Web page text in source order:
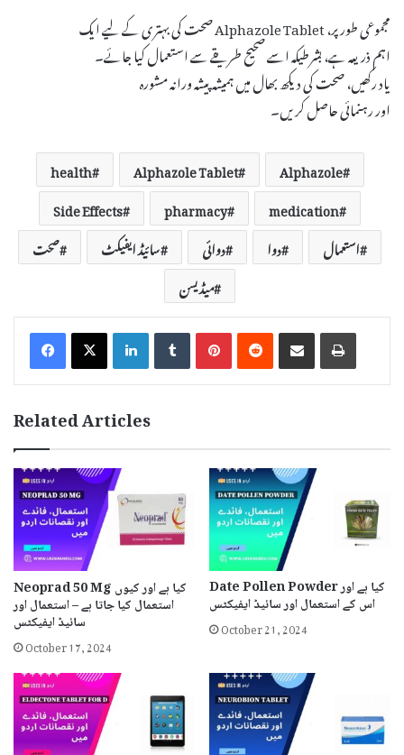
مجموعی طور پر، Alphazole Tablet صحت کی بہتری کے لیے ایک
اہم ذریعہ ہے، بشرطیکہ اسے صحیح طریقے سے استعمال کیا جائے۔
یاد رکھیں، صحت کی دیکھ بھال میں ہمیشہ پیشہ ورانہ مشورہ
اور رہنمائی حاصل کریں۔
Alphazole
Alphazole Tablet
health
medication
pharmacy
Side Effects
استعمال
دوا دوائی سائیڈ ایفیکٹ
صحت
میڈیسن
LinkedInTumblrPinterestReddit Share via Email Print
Related Articles
Neoprad 50 Mg کیا ہے اور کیوں
استعمال کیا جاتا ہے – استعمال اور
سائیڈ ایفیکٹس
October 17, 2024
Date Pollen Powder کیا ہے اور
اس کے استعمال اور سائیڈ ایفیکٹس
October 21, 2024